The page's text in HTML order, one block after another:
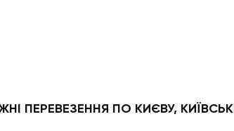
ПЕРЕВЕЗЕННЯ ПО КИЄВУ,